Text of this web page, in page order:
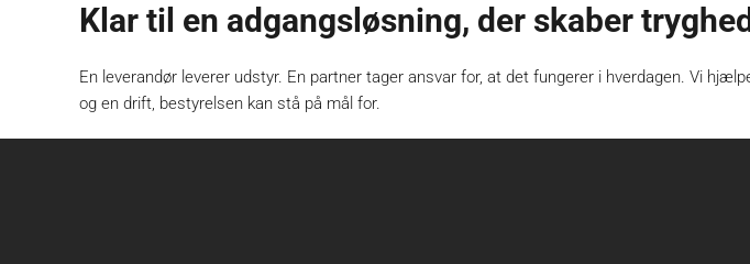
Klar til en adgangsløsning, der skaber
En leverandør leverer udstyr. En partner tager ansvar for, at det fungerer i hverdagen. Vi
og en drift, bestyrelsen kan stå på mål for.